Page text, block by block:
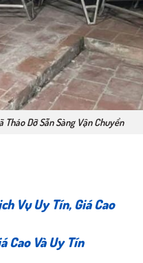
Tháo Dỡ Sẵn Sàng Vận Chuyển
Vụ Uy Tín, Giá Cao
Cao Và Uy Tín